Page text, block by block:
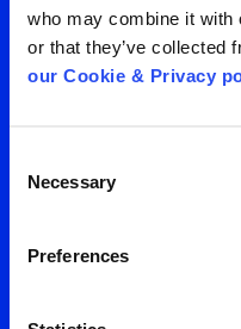
who may combine it with
or that they’ve collected
our Cookie & Privacy
Selection
Necessary
Preferences
Escritório São Paulo